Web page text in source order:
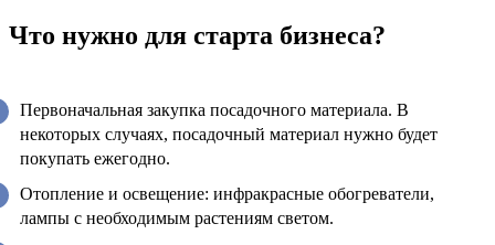
Что нужно для старта бизнеса?
Первоначальная закупка посадочного материала. В
некоторых случаях, посадочный материал нужно будет
покупать ежегодно.
Отопление и освещение: инфракрасные обогреватели,
лампы с необходимым растениям светом.